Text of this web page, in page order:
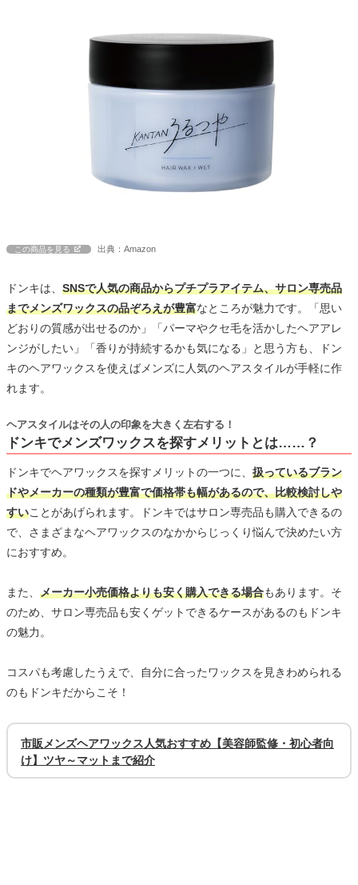
この商品を見る 出典：Amazon
ドンキは、 SNSで人気の商品からプチプラアイテム、サロン専売品
までメンズワックスの品ぞろえが豊富なところが魅力です。「思い
どおりの質感が出せるのか」「パーマやクセ毛を活かしたヘアアレ
ンジがしたい」「香りが持続するかも気になる」と思う方も、ドン
キのヘアワックスを使えばメンズに人気のヘアスタイルが手軽に作
れます。
ドンキでメンズワックスを探すメリットとは……？
ヘアスタイルはその人の印象を大きく左右する！
ドンキでヘアワックスを探すメリットの一つに、 扱っているブラン
ドやメーカーの種類が豊富で価格帯も幅があるので、比較検討しや
すいことがあげられます。ドンキではサロン専売品も購入できるの
で、さまざまなヘアワックスのなかからじっくり悩んで決めたい方
におすすめ。
また、 メーカー小売価格よりも安く購入できる場合もあります。そ
のため、サロン専売品も安くゲットできるケースがあるのもドンキ
の魅力。
コスパも考慮したうえで、自分に合ったワックスを見きわめられる
のもドンキだからこそ！
市販メンズヘアワックス人気おすすめ【美容師監修・初心者向
け】ツヤ～マットまで紹介